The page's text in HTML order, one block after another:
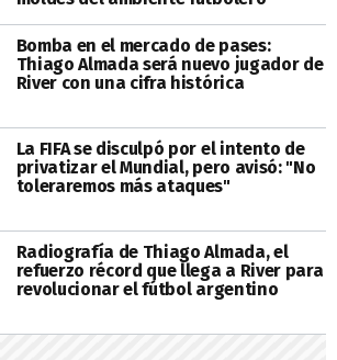
Bomba en el mercado de pases:
Thiago Almada será nuevo jugador de
River con una cifra histórica
La FIFA se disculpó por el intento de
privatizar el Mundial, pero avisó: "No
toleraremos más ataques"
Radiografía de Thiago Almada, el
refuerzo récord que llega a River para
revolucionar el fútbol argentino